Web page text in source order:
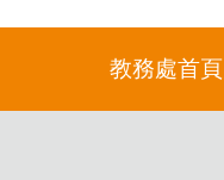
教務處首頁